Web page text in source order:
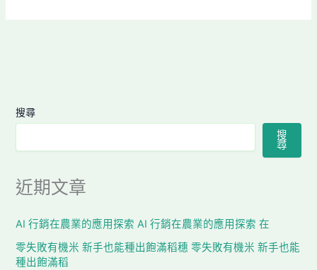
搜尋
搜
尋
近期文章
AI 行銷在農業的應用探索 AI 行銷在農業的應用探索 在
零失敗有機米 新手也能種出飽滿稻穗 零失敗有機米 新手也能
種出飽滿稻